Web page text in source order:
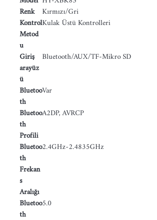
Renk Kırmızı/Gri
Kontrol
Metod
u
Kulak Üstü Kontrolleri
Giriş
arayüz
ü
Bluetooth/AUX/TF-Mikro SD
Bluetoo
th
Var
Bluetoo
th
Profili
A2DP, AVRCP
Bluetoo
th
Frekan
s
Aralığı
2.4GHz-2.4835GHz
Bluetoo
th
5.0